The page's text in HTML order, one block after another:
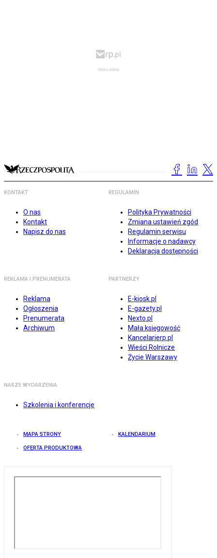
KONTAKT
O nas
Kontakt
Napisz do nas
REGULAMIN
Polityka Prywatności
Zmiana ustawień zgód
Regulamin serwisu
Informacje o nadawcy
Deklaracja dostępności
REKLAMA I PRENUMERATA
Reklama
Ogłoszenia
Prenumerata
Archiwum
PARTNERZY
E-kiosk.pl
E-gazety.pl
Nexto.pl
Mała księgowość
Kancelarierp.pl
Wieści Rolnicze
Życie Warszawy
NASZE WYDARZENIA
Szkolenia i konferencje
MAPA STRONY KALENDARIUM
OFERTA PRODUKTOWA